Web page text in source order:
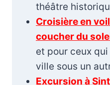
théâtre
Croisière en
coucher du
et pour ceux
ville sous un
Excursion à